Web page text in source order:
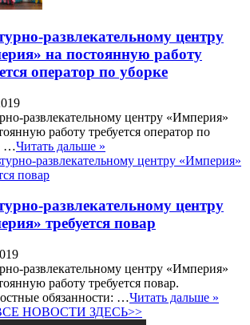
развлекательному центру
на постоянную работу
оператор по уборке
развлекательному центру «Империя»
работу требуется оператор по
…Читать дальше »
развлекательному центру
требуется повар
развлекательному центру «Империя»
работу требуется повар.
обязанности: …Читать дальше »
НОВОСТИ ЗДЕСЬ>>